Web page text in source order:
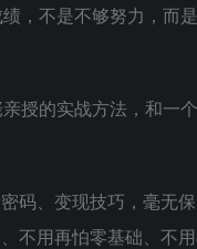
，不是不够努力，而
授的实战方法，和一
码、变现技巧，毫无
不用再怕零基础、不